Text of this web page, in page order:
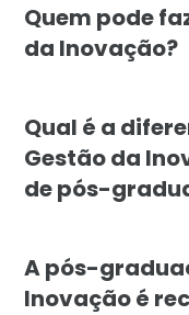
Quem pode
da Inovação?
Qual é a
Gestão da
de pós-
A pós-
Inovação é